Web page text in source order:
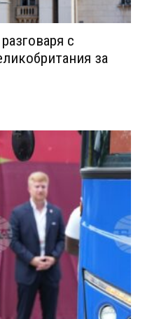
с
за